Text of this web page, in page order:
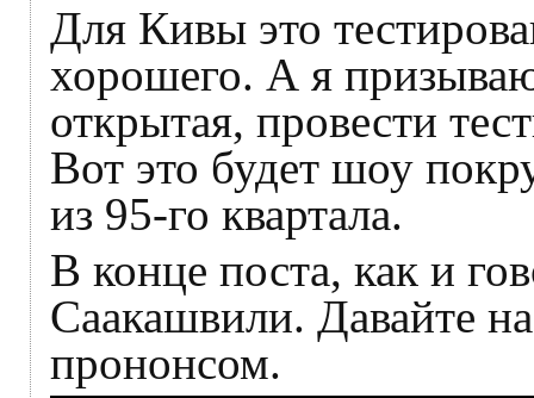
Для Кивы это
хорошего. А я
открытая, провести
Вот это будет шоу
из 95-го квартала.
В конце поста, как и
Саакашвили. Давайте
прононсом.